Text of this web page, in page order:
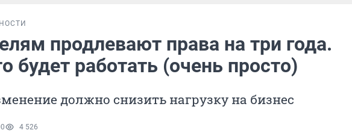
продлевают права на три года.
будет работать (очень просто)
должно снизить нагрузку на бизнес
4 526